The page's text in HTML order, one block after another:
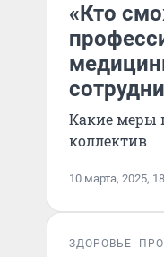
«Кто
Какие меры
коллектив
10 марта, 2025,
ЗДОРОВЬЕ